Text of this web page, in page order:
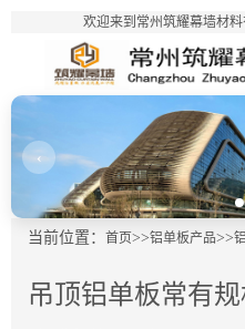
欢迎来到常州筑耀幕墙材
‹
当前位置： 首页>>铝单板产品>>
吊顶铝单板常有